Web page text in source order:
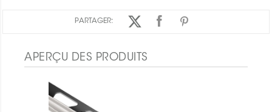
PARTAGER:
APERÇU DES PRODUITS